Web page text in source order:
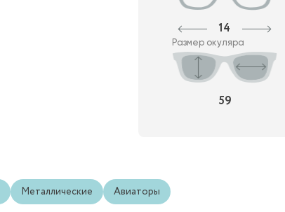
14
Размер окуляра
59
Металлические Авиаторы